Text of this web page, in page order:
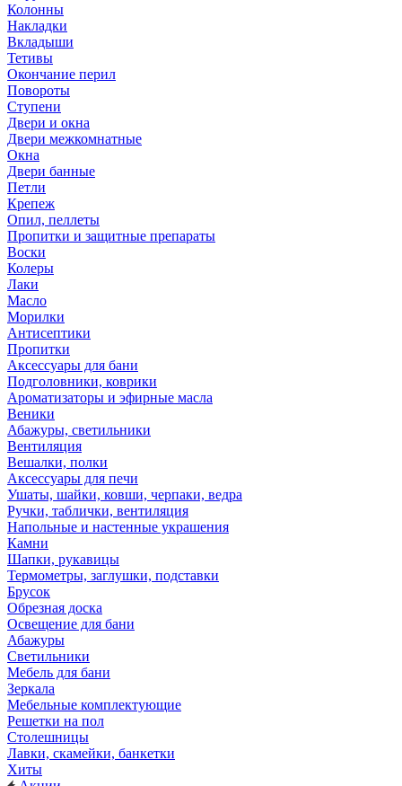
Колонны
Накладки
Вкладыши
Тетивы
Окончание перил
Повороты
Ступени
Двери и окна
Двери межкомнатные
Окна
Двери банные
Петли
Крепеж
Опил, пеллеты
Пропитки и защитные препараты
Воски
Колеры
Лаки
Масло
Морилки
Антисептики
Пропитки
Аксессуары для бани
Подголовники, коврики
Ароматизаторы и эфирные масла
Веники
Абажуры, светильники
Вентиляция
Вешалки, полки
Аксессуары для печи
Ушаты, шайки, ковши, черпаки, ведра
Ручки, таблички, вентиляция
Напольные и настенные украшения
Камни
Шапки, рукавицы
Термометры, заглушки, подставки
Брусок
Обрезная доска
Освещение для бани
Абажуры
Светильники
Мебель для бани
Зеркала
Мебельные комплектующие
Решетки на пол
Столешницы
Лавки, скамейки, банкетки
Хиты